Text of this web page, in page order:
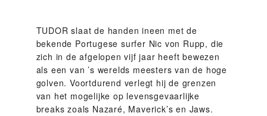
TUDOR slaat de handen ineen met de
bekende Portugese surfer Nic von Rupp, die
zich in de afgelopen vijf jaar heeft bewezen
als een van ’s werelds meesters van de hoge
golven. Voortdurend verlegt hij de grenzen
van het mogelijke op levensgevaarlijke
breaks zoals Nazaré, Maverick’s en Jaws.